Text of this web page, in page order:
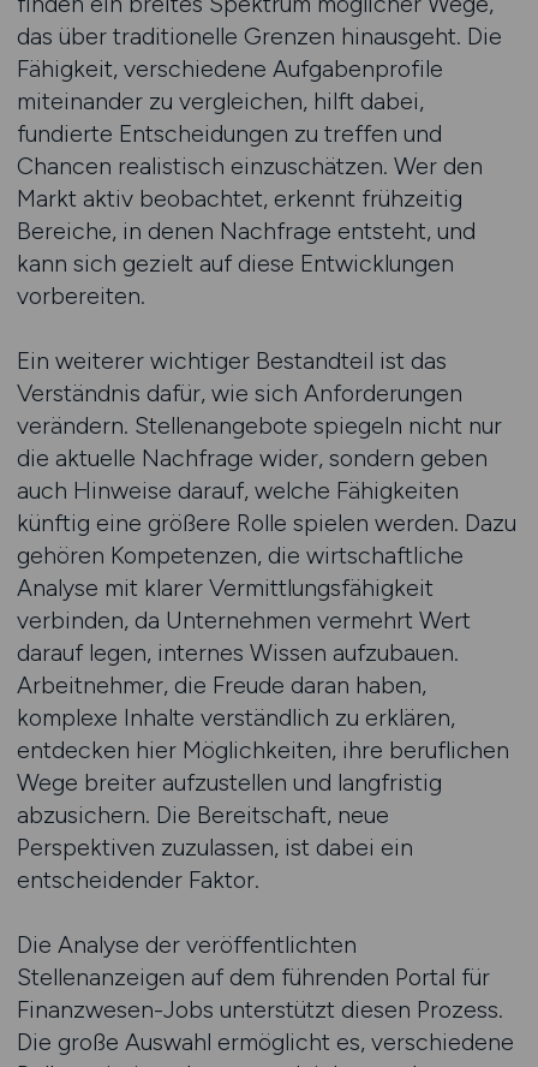
das über traditionelle Grenzen hinausgeht. Die
Fähigkeit, verschiedene Aufgabenprofile
miteinander zu vergleichen, hilft dabei,
fundierte Entscheidungen zu treffen und
Chancen realistisch einzuschätzen. Wer den
Markt aktiv beobachtet, erkennt frühzeitig
Bereiche, in denen Nachfrage entsteht, und
kann sich gezielt auf diese Entwicklungen
vorbereiten.
Ein weiterer wichtiger Bestandteil ist das
Verständnis dafür, wie sich Anforderungen
verändern. Stellenangebote spiegeln nicht nur
die aktuelle Nachfrage wider, sondern geben
auch Hinweise darauf, welche Fähigkeiten
künftig eine größere Rolle spielen werden. Dazu
gehören Kompetenzen, die wirtschaftliche
Analyse mit klarer Vermittlungsfähigkeit
verbinden, da Unternehmen vermehrt Wert
darauf legen, internes Wissen aufzubauen.
Arbeitnehmer, die Freude daran haben,
komplexe Inhalte verständlich zu erklären,
entdecken hier Möglichkeiten, ihre beruflichen
Wege breiter aufzustellen und langfristig
abzusichern. Die Bereitschaft, neue
Perspektiven zuzulassen, ist dabei ein
entscheidender Faktor.
Die Analyse der veröffentlichten
Stellenanzeigen auf dem führenden Portal für
Finanzwesen-Jobs unterstützt diesen Prozess.
Die große Auswahl ermöglicht es, verschiedene